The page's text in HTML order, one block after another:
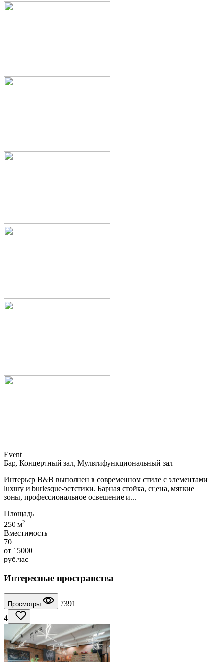
Event
Бар, Концертный зал, Мультифункциональный зал
Интерьер B&B выполнен в современном стиле с элементами
luxury и burlesque-эстетики. Барная стойка, сцена, мягкие
зоны, профессиональное освещение и...
Площадь
250 м2
Вместимость
70
от 15000
руб.час
Интересные пространства
Просмотры
7391
4